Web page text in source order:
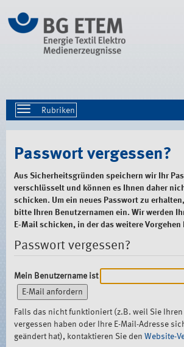
zum
Inhalt
Toggle
navigation
Passwort vergessen?
Aus Sicherheitsgründen speichern wir Ihr
verschlüsselt und können es Ihnen daher
schicken. Um ein neues Passwort zu
bitte Ihren Benutzernamen ein. Wir werden
E-Mail schicken, in der das weitere
Passwort vergessen?
Mein Benutzername ist
Falls das nicht funktioniert (z.B. weil Sie
vergessen haben oder Ihre E-Mail-Adresse
geändert hat), kontaktieren Sie den Website-